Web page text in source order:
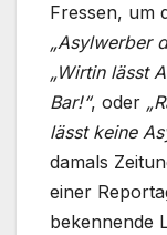
Fressen, um
„Asylwerber
„Wirtin lässt
Bar!“, oder
lässt keine
damals
einer
bekennende